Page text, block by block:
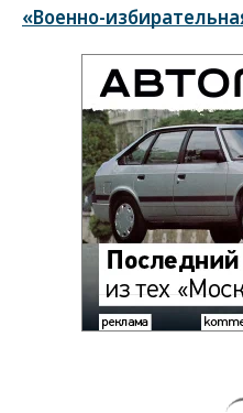
«Военно-